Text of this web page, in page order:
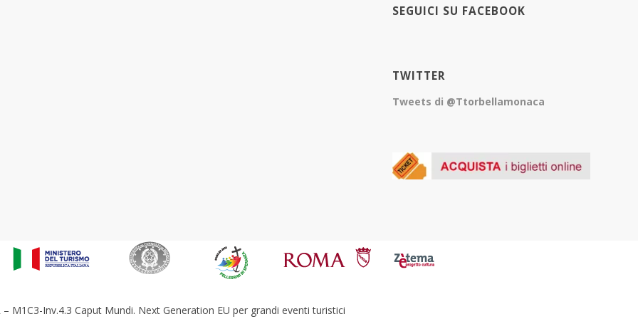
SEGUICI SU FACEBOOK
TWITTER
Tweets di @Ttorbellamonaca
– M1C3-Inv.4.3 Caput Mundi. Next Generation EU per grandi eventi turistici